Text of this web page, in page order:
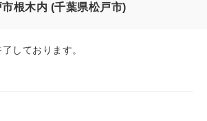
根木内 (千葉県松戸市)
しております。